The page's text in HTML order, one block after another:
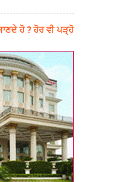
ਹੋ ? ਹੋਰ ਵੀ ਪੜ੍ਹੋ